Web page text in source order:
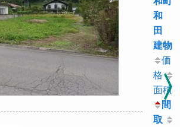
和
田
建物
価
格
面積
間
取